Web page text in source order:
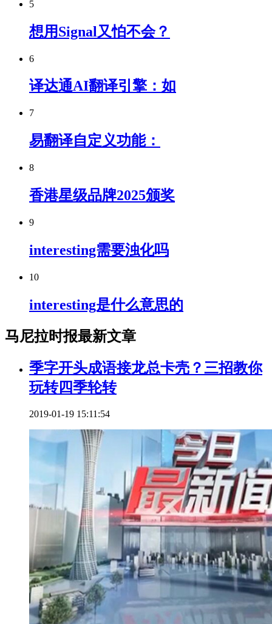
5
想用Signal又怕不会？
6
译达通AI翻译引擎：如
7
易翻译自定义功能：
8
香港星级品牌2025颁奖
9
interesting需要浊化吗
10
interesting是什么意思的
马尼拉时报最新文章
季字开头成语接龙总卡壳？三招教你
玩转四季轮转
2019-01-19 15:11:54